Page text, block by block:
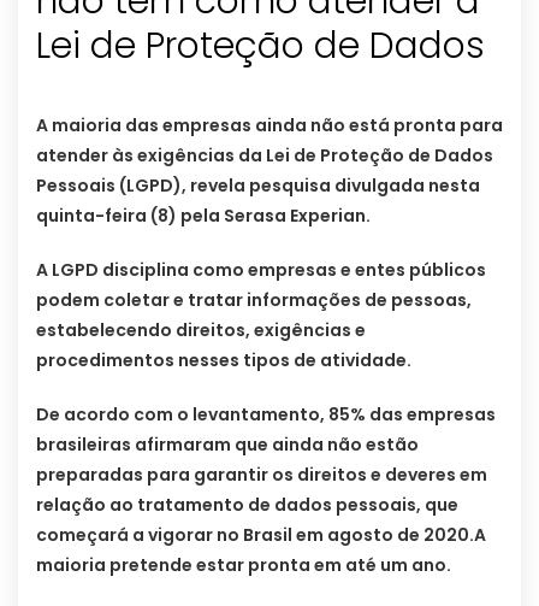
Lei de Proteção de Dados
A maioria das empresas ainda não está pronta para
atender às exigências da Lei de Proteção de Dados
Pessoais (LGPD), revela pesquisa divulgada nesta
quinta-feira (8) pela Serasa Experian.
A LGPD disciplina como empresas e entes públicos
podem coletar e tratar informações de pessoas,
estabelecendo direitos, exigências e
procedimentos nesses tipos de atividade.
De acordo com o levantamento, 85% das empresas
brasileiras afirmaram que ainda não estão
preparadas para garantir os direitos e deveres em
relação ao tratamento de dados pessoais, que
começará a vigorar no Brasil em agosto de 2020.A
maioria pretende estar pronta em até um ano.